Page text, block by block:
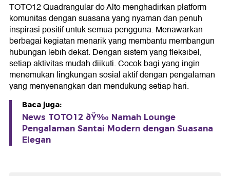
TOTO12 Quadrangular do Alto menghadirkan platform
komunitas dengan suasana yang nyaman dan penuh
inspirasi positif untuk semua pengguna. Menawarkan
berbagai kegiatan menarik yang membantu membangun
hubungan lebih dekat. Dengan sistem yang fleksibel,
setiap aktivitas mudah diikuti. Cocok bagi yang ingin
menemukan lingkungan sosial aktif dengan pengalaman
yang menyenangkan dan mendukung setiap hari.
Baca juga:
News TOTO12 ðŸ‰ Namah Lounge
Pengalaman Santai Modern dengan Suasana
Elegan